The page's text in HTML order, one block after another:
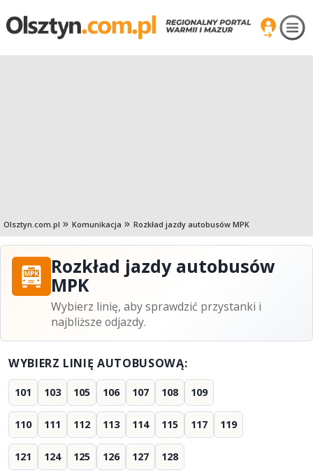
Olsztyn.com.pl Komunikacja Rozkład jazdy autobusów MPK
Rozkład jazdy autobusów
MPK
Wybierz linię, aby sprawdzić przystanki i
najbliższe odjazdy.
WYBIERZ LINIĘ AUTOBUSOWĄ:
101 103 105 106 107 108 109
110 111 112 113 114 115 117 119
121 124 125 126 127 128